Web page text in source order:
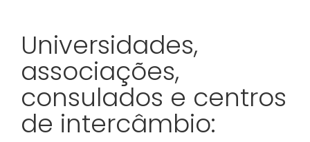
Universidades,
associações,
consulados e centros
de intercâmbio: